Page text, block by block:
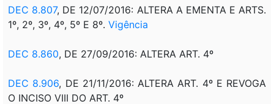
DEC 8.807, DE 12/07/2016: ALTERA A EMENTA E ARTS.
1º, 2º, 3º, 4º, 5º E 8º. Vigência
DEC 8.860, DE 27/09/2016: ALTERA ART. 4º
DEC 8.906, DE 21/11/2016: ALTERA ART. 4º E REVOGA
O INCISO VIII DO ART. 4º